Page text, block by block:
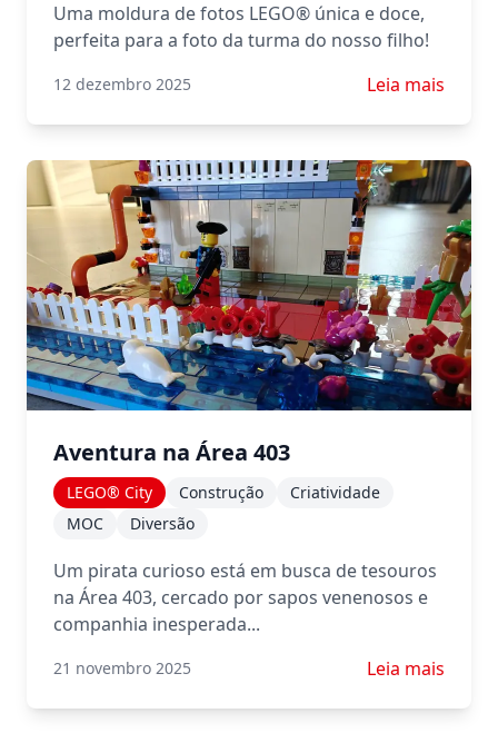
Uma moldura de fotos LEGO® única e doce,
perfeita para a foto da turma do nosso filho!
12 dezembro 2025 Saiba mais
Leia mais
Aventura na Área 403
LEGO® City Construção
Criatividade
MOC
Diversão
Um pirata curioso está em busca de tesouros
na Área 403, cercado por sapos venenosos e
companhia inesperada...
21 novembro 2025 Saiba mais
Leia mais